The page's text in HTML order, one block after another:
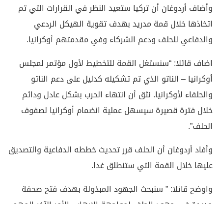
وأضاف أردوغان أن تركيا ستعيد النظر في القرارات التي تم
اتخاذها خلال قمة مدريد بهدف تقوية الهيكل الردعي
والدفاعي للحلف ودعم الشركاء وفي مقدمتهم أوكرانيا.
اضاف قائلا: “سنستغل القمة للتخطيط لأول مؤتمر لمجلس
أوكرانيا – الناتو الذي تم تشكيله كدليل على دعم الناتو
والحلفاء لأوكرانيا. نثق أن انتهاء الحرب بشكل عادل ودائم
خلال فترة قصيرة سيسهل عملية انضمام أوكرانيا لصفوف
الحلف”.
وأفاد أردوغان أن الحلف قرر تحديث خططه الدفاعية والتصديق
عليها خلال القمة التي ستنطلق غدا.
واوضح قائلا: ” سنبحث الجهود المبذولة بهدف فتح صحفة